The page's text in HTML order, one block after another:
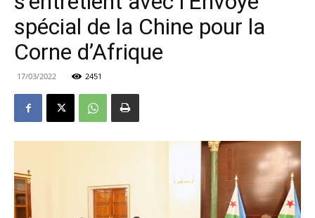
spécial de la Chine pour la
Corne d’Afrique
17/03/2022 2451